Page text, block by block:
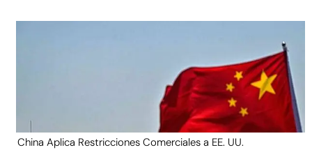
China Aplica Restricciones Comerciales a EE. UU.